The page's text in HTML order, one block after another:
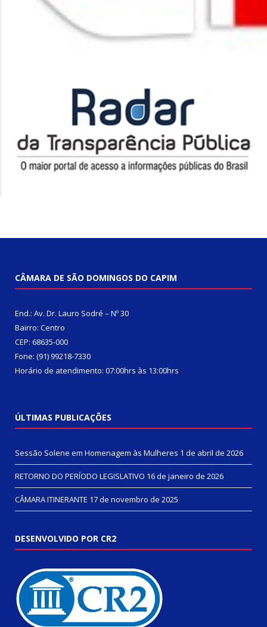
CÂMARA DE SÃO DOMINGOS DO CAPIM
End.: Av. Dr. Lauro Sodré – Nº 30
Bairro: Centro
CEP: 68635-000
Fone: (91) 99218-7330
Horário de atendimento: 07:00hrs às 13:00hrs
ÚLTIMAS PUBLICAÇÕES
Sessão Solene em Homenagem às Mulheres 1 de abril de 2026
RETORNO DO PERÍODO LEGISLATIVO 16 de janeiro de 2026
CÂMARA ITINERANTE 17 de novembro de 2025
DESENVOLVIDO POR CR2